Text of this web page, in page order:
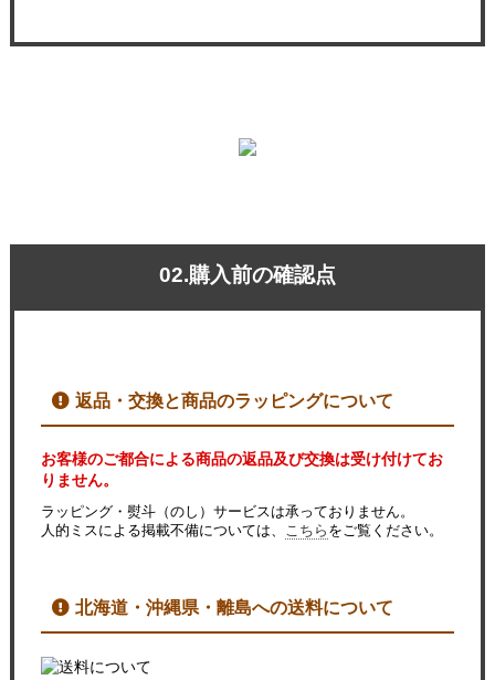
02.購入前の確認点
返品・交換と商品のラッピングについて
お客様のご都合による商品の返品及び交換は受け付けてお
りません。
ラッピング・熨斗（のし）サービスは承っておりません。
人的ミスによる掲載不備については、 こちら をご覧ください。
北海道・沖縄県・離島への送料について